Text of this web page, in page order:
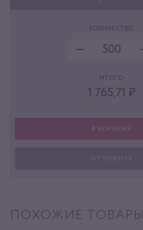
КОЛИЧЕСТВО
ИТОГО
1 765,71 ₽
В КОРЗИНУ
ПОХОЖИЕ ТОВАРЫ